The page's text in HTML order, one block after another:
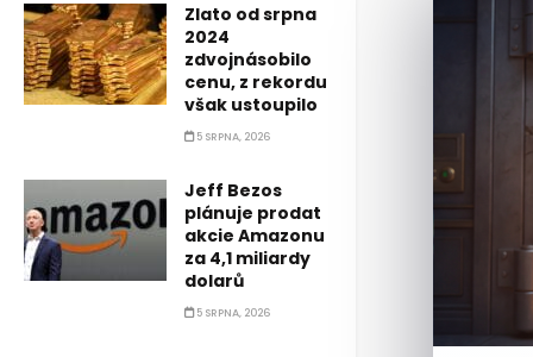
Zlato od srpna
2024
zdvojnásobilo
cenu, z rekordu
však ustoupilo
5 SRPNA, 2026
Jeff Bezos
plánuje prodat
akcie Amazonu
za 4,1 miliardy
dolarů
5 SRPNA, 2026